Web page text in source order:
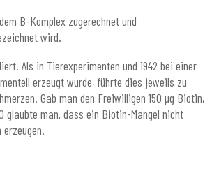
B-Komplex zugerechnet und
wird.
Als in Tierexperimenten und 1942 bei einer
erzeugt wurde, führte dies jeweils zu
Gab man den Freiwilligen 150 µg Biotin,
glaubte man, dass ein Biotin-Mangel nicht